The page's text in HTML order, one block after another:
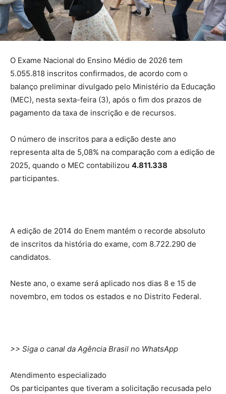
O Exame Nacional do Ensino Médio de 2026 tem
5.055.818 inscritos confirmados, de acordo com o
balanço preliminar divulgado pelo Ministério da Educação
(MEC), nesta sexta-feira (3), após o fim dos prazos de
pagamento da taxa de inscrição e de recursos.
O número de inscritos para a edição deste ano
representa alta de 5,08% na comparação com a edição de
2025, quando o MEC contabilizou 4.811.338
participantes.
A edição de 2014 do Enem mantém o recorde absoluto
de inscritos da história do exame, com 8.722.290 de
candidatos.
Neste ano, o exame será aplicado nos dias 8 e 15 de
novembro, em todos os estados e no Distrito Federal.
>> Siga o canal da Agência Brasil no WhatsApp
Atendimento especializado
Os participantes que tiveram a solicitação recusada pelo